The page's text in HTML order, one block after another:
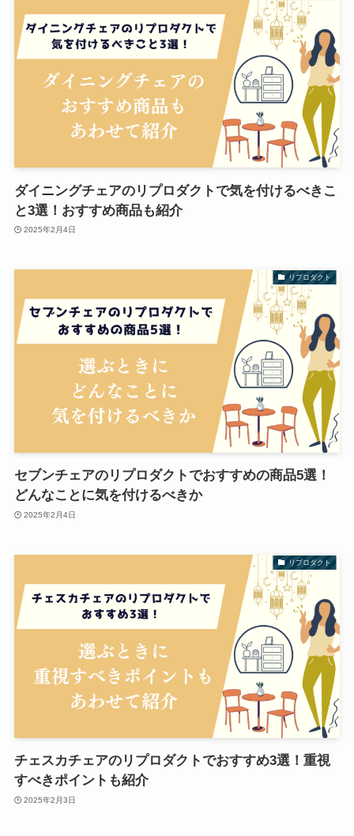
ダイニングチェアのリプロダクトで気を付けるべきこ
と3選！おすすめ商品も紹介
2025年2月4日
リプロダクト
セブンチェアのリプロダクトでおすすめの商品5選！
どんなことに気を付けるべきか
2025年2月4日
リプロダクト
チェスカチェアのリプロダクトでおすすめ3選！重視
すべきポイントも紹介
2025年2月3日